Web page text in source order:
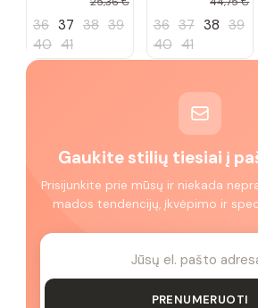
36 37 38 39
40 41
36 37 38 39
40 41
Gaukite stilių tiesiai į
Prisijunkite prie mūsų ir niekada
mados tendencijų, įkvėpimo ir
PRENUMERUOTI